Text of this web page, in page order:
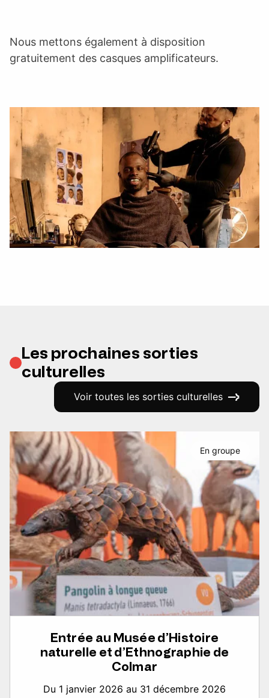
Nous mettons également à disposition
gratuitement des casques amplificateurs.
Les prochaines sorties
culturelles
Voir toutes les sorties culturelles
Entrée au Musée d’Histoire
naturelle et d’Ethnographie de
Colmar
Du 1 janvier 2026 au 31 décembre 2026
En groupe